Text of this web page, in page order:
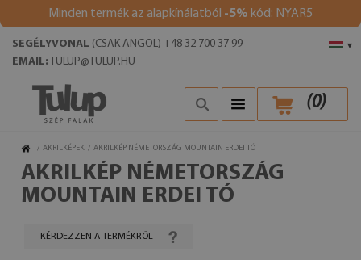
Minden termék az alapkínálatból -5% kód: NYAR5
▾
SEGÉLYVONAL (CSAK ANGOL) +48 32 700 37 99
EMAIL: TULUP@TULUP.HU
(0)
/ AKRILKÉPEK / AKRILKÉP NÉMETORSZÁG MOUNTAIN ERDEI TÓ
AKRILKÉP NÉMETORSZÁG
MOUNTAIN ERDEI TÓ
KÉRDEZZEN A TERMÉKRŐL